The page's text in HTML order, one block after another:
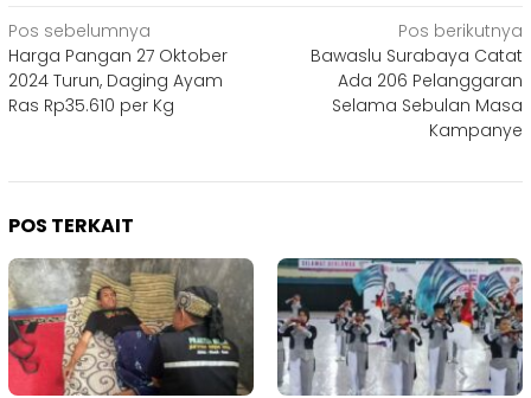
Navigasi
pos
Pos sebelumnya
Harga Pangan 27 Oktober
2024 Turun, Daging Ayam
Ras Rp35.610 per Kg
Pos berikutnya
Bawaslu Surabaya Catat
Ada 206 Pelanggaran
Selama Sebulan Masa
Kampanye
POS TERKAIT